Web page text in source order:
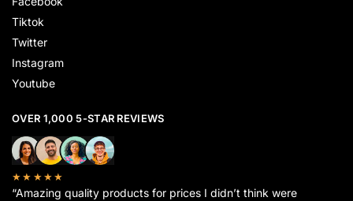
Tiktok
Twitter
Instagram
Youtube
OVER 1,000 5-STAR REVIEWS
★★★★★
“Amazing quality products for prices I didn’t think were